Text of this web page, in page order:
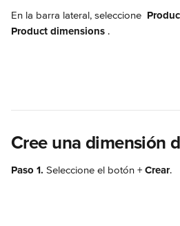
En la barra lateral, seleccione
Product dimensions .
Cree una dimensión
Paso 1. Seleccione el botón + Crear.